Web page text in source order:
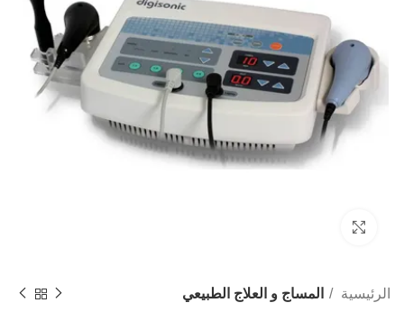
الرئيسية المساج و العلاج الطبيعي